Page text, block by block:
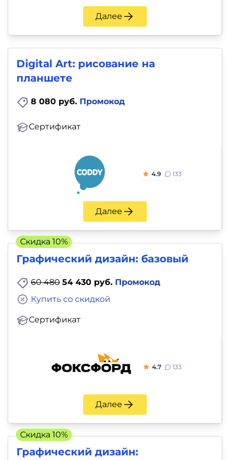
Далее
Digital Art: рисование на
планшете
8 080 руб. Промокод
Сертификат
4.9 133
Далее
Графический дизайн: базовый
60 480 54 430 руб. Промокод
Сертификат
Купить со скидкой
4.7 133
Далее
Скидка 10%
Графический дизайн:
Скидка 10%